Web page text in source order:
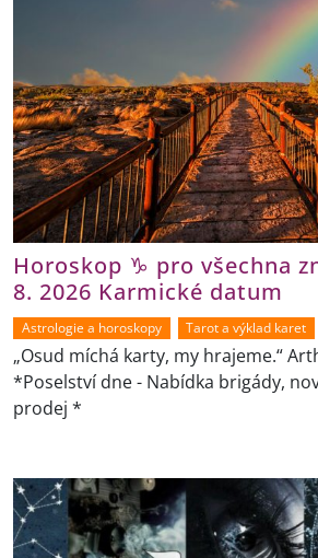
Horoskop ♑ pro všechna
8. 2026 Karmické datum
Astrologie a horoskopy Tarot a výklad karet
„Osud míchá karty, my hrajeme.“
*Poselství dne - Nabídka brigády,
prodej *